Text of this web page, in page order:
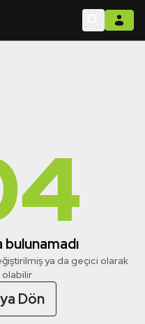
bulunamadı
ya da geçici olarak
olabilir
Dön